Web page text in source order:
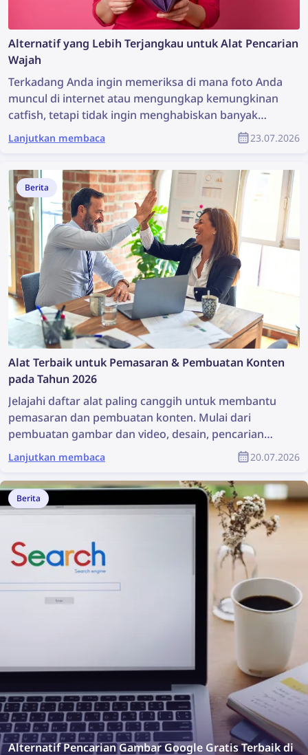
Alternatif yang Lebih Terjangkau untuk Alat Pencarian
Wajah
Terkadang Anda ingin memeriksa di mana foto Anda
muncul di internet atau mengungkap kemungkinan
catfish, tetapi tidak ingin menghabiskan banyak
uang untuk alat pencarian wajah. Mari jelajahi
beberapa alternatif pencarian wajah yang lebih
Lanjutkan membaca 23.07.2026
Berita
Alat Terbaik untuk Pemasaran & Pembuatan Konten
pada Tahun 2026
Jelajahi daftar alat paling canggih untuk membantu
pemasaran dan pembuatan konten. Mulai dari
pembuatan gambar dan video, desain, pencarian
konten, hingga perlindungan hak cipta, alat-alat ini
dapat sangat membantu setiap tim pemasaran.
Artikel ini berisi daftar lengkap alat pemasaran dan
pembuatan konten terbaik untuk spesialis
pemasaran dan desainer produk.
Lanjutkan membaca 20.07.2026
Berita
Alternatif Pencarian Gambar Google Gratis Terbaik di